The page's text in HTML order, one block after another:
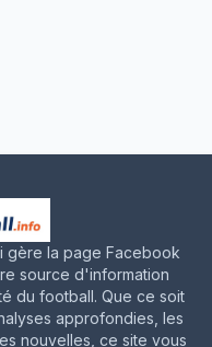
gère la page Facebook
source d'information
du football. Que ce soit
approfondies, les
nouvelles, ce site vous